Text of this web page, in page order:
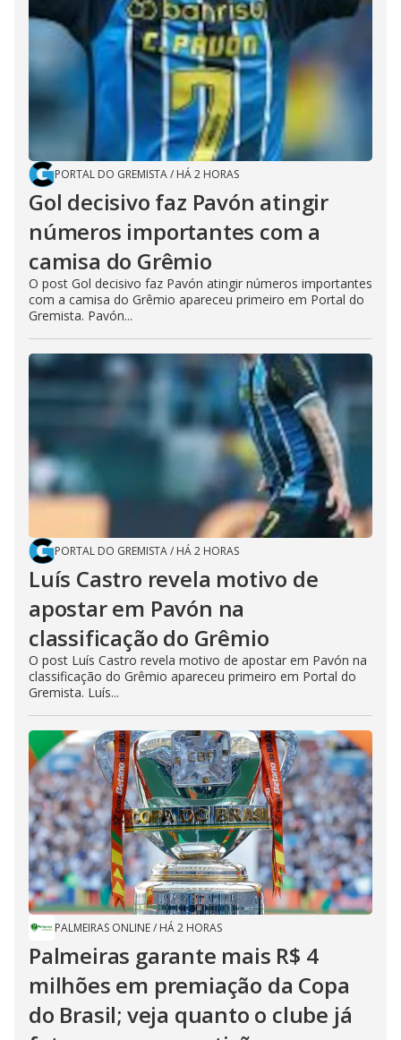
PORTAL DO GREMISTA/ HÁ 2 HORAS
Gol decisivo faz Pavón atingir
números importantes com a
camisa do Grêmio
O post Gol decisivo faz Pavón atingir números importantes
com a camisa do Grêmio apareceu primeiro em Portal do
Gremista. Pavón...
PORTAL DO GREMISTA/ HÁ 2 HORAS
Luís Castro revela motivo de
apostar em Pavón na
classificação do Grêmio
O post Luís Castro revela motivo de apostar em Pavón na
classificação do Grêmio apareceu primeiro em Portal do
Gremista. Luís...
PALMEIRAS ONLINE/ HÁ 2 HORAS
Palmeiras garante mais R$ 4
milhões em premiação da Copa
do Brasil; veja quanto o clube já